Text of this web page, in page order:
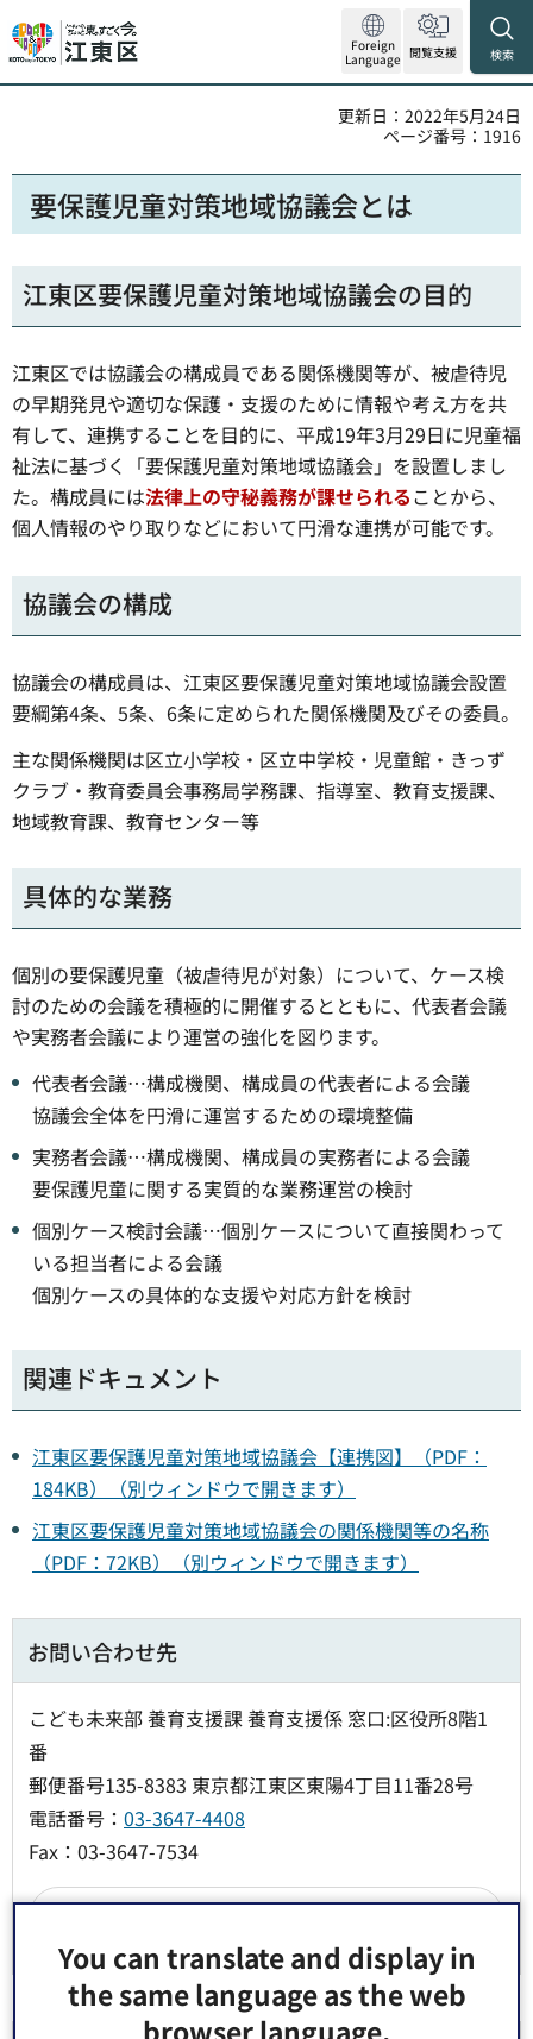
You can translate and display in
the same language as the web
browser language.
Foreign
Language 閲覧支援 検索
更新日：2022年5月24日
ページ番号：1916
要保護児童対策地域協議会とは
江東区要保護児童対策地域協議会の目的
江東区では協議会の構成員である関係機関等が、被虐待児
の早期発見や適切な保護・支援のために情報や考え方を共
有して、連携することを目的に、平成19年3月29日に児童福
祉法に基づく「要保護児童対策地域協議会」を設置しまし
た。構成員には法律上の守秘義務が課せられることから、
個人情報のやり取りなどにおいて円滑な連携が可能です。
協議会の構成
協議会の構成員は、江東区要保護児童対策地域協議会設置
要綱第4条、5条、6条に定められた関係機関及びその委員。
主な関係機関は区立小学校・区立中学校・児童館・きっず
クラブ・教育委員会事務局学務課、指導室、教育支援課、
地域教育課、教育センター等
具体的な業務
個別の要保護児童（被虐待児が対象）について、ケース検
討のための会議を積極的に開催するとともに、代表者会議
や実務者会議により運営の強化を図ります。
代表者会議…構成機関、構成員の代表者による会議
協議会全体を円滑に運営するための環境整備
実務者会議…構成機関、構成員の実務者による会議
要保護児童に関する実質的な業務運営の検討
個別ケース検討会議…個別ケースについて直接関わって
いる担当者による会議
個別ケースの具体的な支援や対応方針を検討
関連ドキュメント
江東区要保護児童対策地域協議会【連携図】（PDF：
184KB）（別ウィンドウで開きます）
江東区要保護児童対策地域協議会の関係機関等の名称
（PDF：72KB）（別ウィンドウで開きます）
お問い合わせ先
こども未来部 養育支援課 養育支援係 窓口:区役所8階1
番
郵便番号135-8383 東京都江東区東陽4丁目11番28号
電話番号： 03-3647-4408
Fax：03-3647-7534